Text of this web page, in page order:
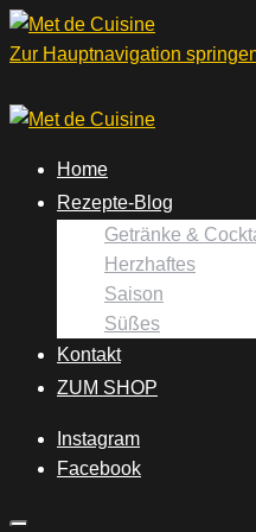
Zur Hauptnavigation
Home
Rezepte-Blog
Getränke &
Herzhaftes
Saison
Süßes
Kontakt
ZUM SHOP
Instagram
Facebook